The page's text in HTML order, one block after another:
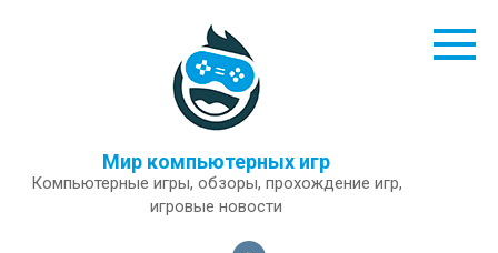
Мир компьютерных игр
Компьютерные игры, обзоры, прохождение игр,
игровые новости